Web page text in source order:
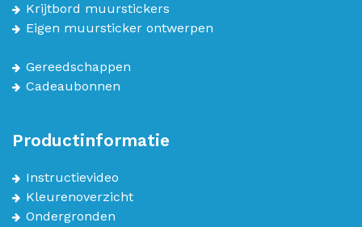
Krijtbord muurstickers
Eigen muursticker ontwerpen
Gereedschappen
Cadeaubonnen
Productinformatie
Instructievideo
Kleurenoverzicht
Ondergronden